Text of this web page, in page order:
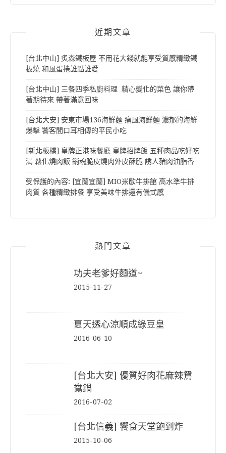
近期文章
[台北中山] 炙森鐵板屋 不用花大錢就能享受質感精緻鐵
板燒 和風蛋捲誰點誰愛
[台北中山] 三餐四季私廚料理 精心變化的菜色 讓你帶
著期待來 帶著滿意回味
[台北大安] 安東市場136海鮮麵 痛風海鮮麵 濃郁的海鮮
爆擊 饕客間口耳相傳的平民小吃
[新北板橋] 皇牌正港味餐廳 皇牌招牌飯 五種肉品吃好吃
滿 鬆化燒肉飯 銷魂脆皮燒肉外皮酥脆 誘人豬肉油脂香
受保護的內容: [宜蘭宜蘭] MIO米歐牛排館 高水準牛排
肉質 各種精緻排餐 享受美味牛排還有儀式感
熱門文章
功夫老爹好麵道~
2015-11-27
夏天透心涼順成綠豆皇
2016-06-10
[台北大安] 優質好肉花麻辣鴛
鴦鍋
2016-07-02
[台北信義] 饗食天堂飽到炸
2015-10-06